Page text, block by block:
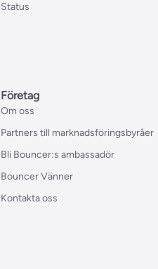
Status
Företag
Om oss
Partners till marknadsföringsbyråer
Bli Bouncer:s ambassadör
Bouncer Vänner
Kontakta oss